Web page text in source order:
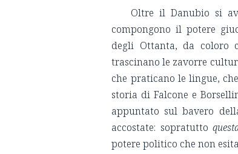
Oltre il Danubio si
compongono il potere
degli Ottanta, da coloro
trascinano le zavorre
che praticano le lingue,
storia di Falcone e
appuntato sul bavero
accostate: sopratutto
potere politico che non